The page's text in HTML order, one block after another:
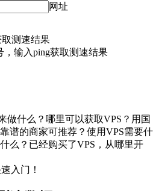
网址
取测速结果
做什么？哪里可以获取VPS？用国
谱的商家可推荐？使用VPS需要什
么？已经购买了VPS，从哪里开
入门！